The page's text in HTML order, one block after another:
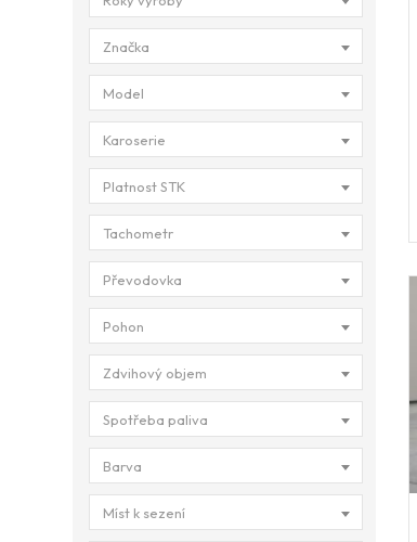
Značka
Model
Karoserie
Platnost STK
Tachometr
Převodovka
Pohon
Zdvihový objem
Spotřeba paliva
Barva
Míst k sezení